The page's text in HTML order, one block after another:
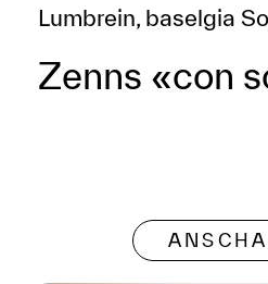
Lumbrein, baselgia
Zenns «con